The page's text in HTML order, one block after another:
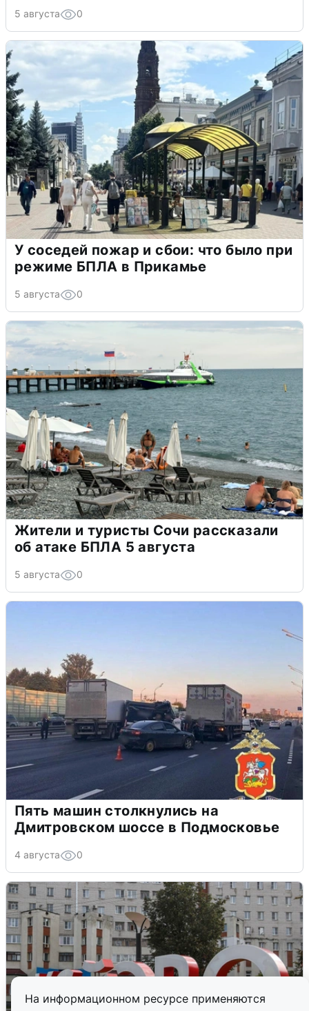
На информационном ресурсе применяются
5 августа 0
У соседей пожар и сбои: что было при
режиме БПЛА в Прикамье
5 августа 0
Жители и туристы Сочи рассказали
об атаке БПЛА 5 августа
5 августа 0
Пять машин столкнулись на
Дмитровском шоссе в Подмосковье
4 августа 0